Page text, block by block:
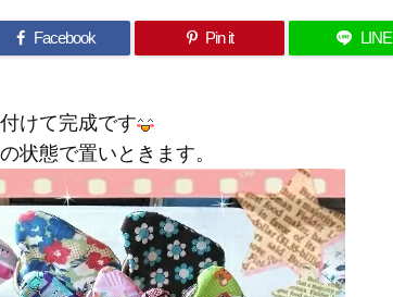
Facebook Pin it LINE
けて完成です
状態で置いときます。